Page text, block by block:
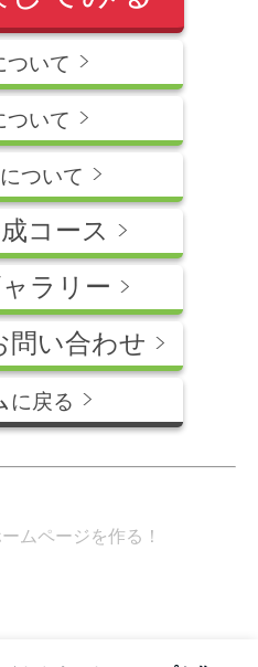
ついて >
ついて >
について >
コース >
ラリー >
問い合わせ >
に戻る >
ムページを作る！